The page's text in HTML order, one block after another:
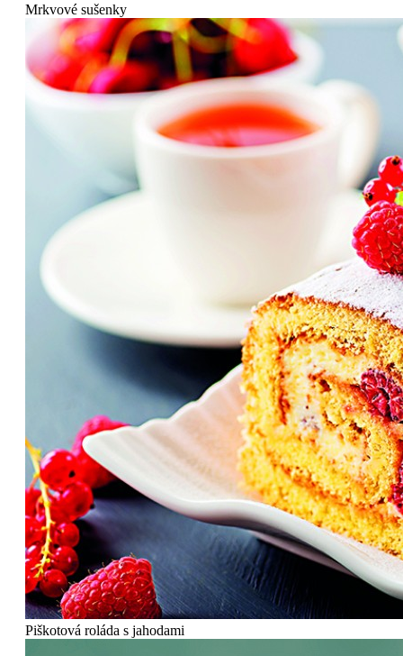
Mrkvové sušenky
Piškotová roláda s jahodami